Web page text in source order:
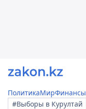
ПолитикаМирФинансы
#Выборы в Курултай